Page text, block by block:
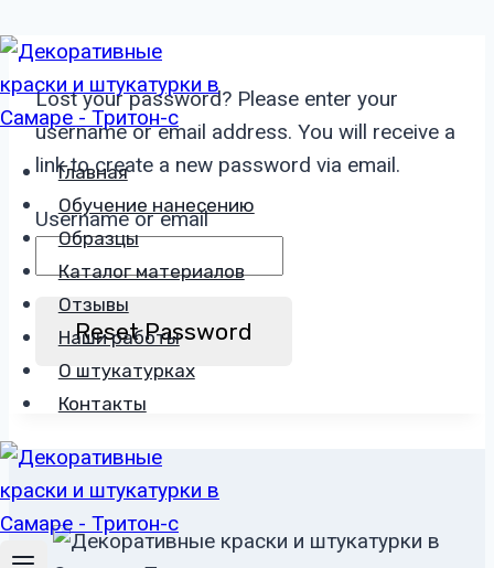
Перейти
к
содержимому
Главная
Обучение нанесению
Образцы
Каталог материалов
Отзывы
Наши работы
О штукатурках
Контакты
Lost your password? Please enter your
username or email address. You will receive a
link to create a new password via email.
Username or email
Reset Password